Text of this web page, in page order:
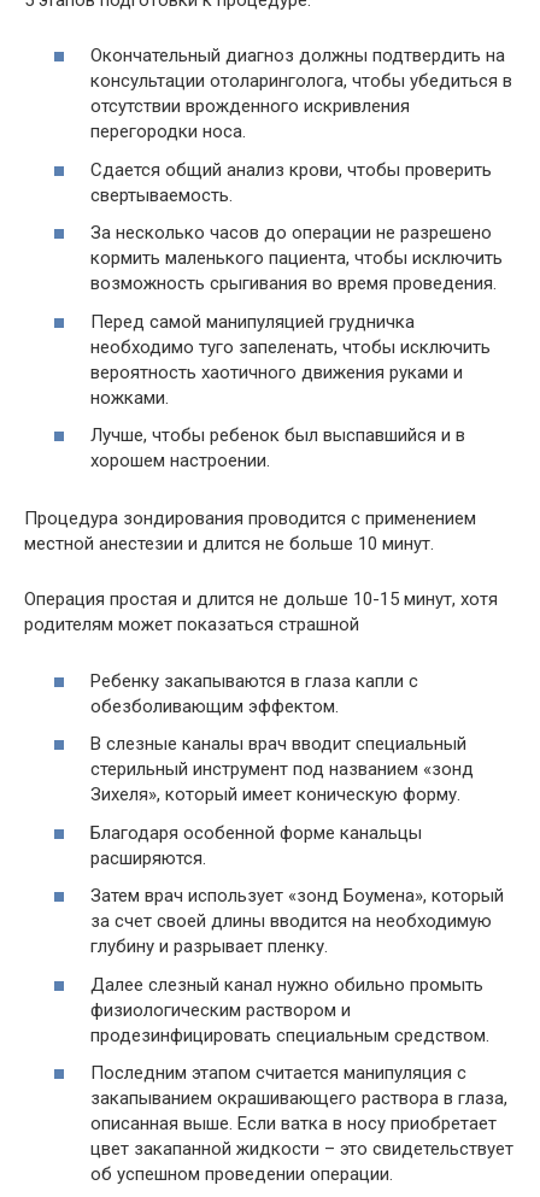
Окончательный диагноз должны подтвердить на
консультации отоларинголога, чтобы убедиться в
отсутствии врожденного искривления
перегородки носа.
Сдается общий анализ крови, чтобы проверить
свертываемость.
За несколько часов до операции не разрешено
кормить маленького пациента, чтобы исключить
возможность срыгивания во время проведения.
Перед самой манипуляцией грудничка
необходимо туго запеленать, чтобы исключить
вероятность хаотичного движения руками и
ножками.
Лучше, чтобы ребенок был выспавшийся и в
хорошем настроении.
Процедура зондирования проводится с применением
местной анестезии и длится не больше 10 минут.
Операция простая и длится не дольше 10-15 минут, хотя
родителям может показаться страшной
Ребенку закапываются в глаза капли с
обезболивающим эффектом.
В слезные каналы врач вводит специальный
стерильный инструмент под названием «зонд
Зихеля», который имеет коническую форму.
Благодаря особенной форме канальцы
расширяются.
Затем врач использует «зонд Боумена», который
за счет своей длины вводится на необходимую
глубину и разрывает пленку.
Далее слезный канал нужно обильно промыть
физиологическим раствором и
продезинфицировать специальным средством.
Последним этапом считается манипуляция с
закапыванием окрашивающего раствора в глаза,
описанная выше. Если ватка в носу приобретает
цвет закапанной жидкости – это свидетельствует
об успешном проведении операции.